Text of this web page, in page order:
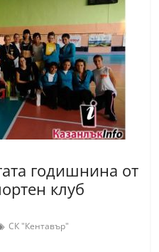
годишнина от
клуб
СК "Кентавър"